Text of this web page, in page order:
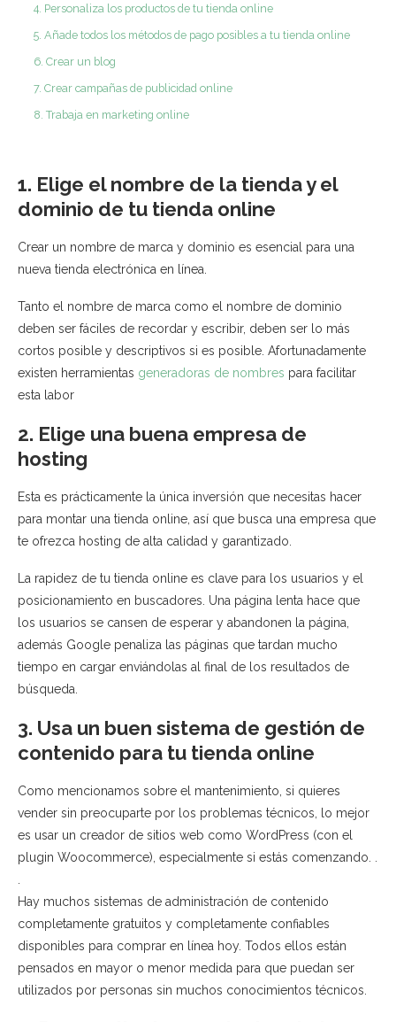
4. Personaliza los productos de tu tienda online
5. Añade todos los métodos de pago posibles a tu tienda online
6. Crear un blog
7. Crear campañas de publicidad online
8. Trabaja en marketing online
1. Elige el nombre de la tienda y el
dominio de tu tienda online
Crear un nombre de marca y dominio es esencial para una
nueva tienda electrónica en línea.
Tanto el nombre de marca como el nombre de dominio
deben ser fáciles de recordar y escribir, deben ser lo más
cortos posible y descriptivos si es posible. Afortunadamente
existen herramientas generadoras de nombres para facilitar
esta labor
2. Elige una buena empresa de
hosting
Esta es prácticamente la única inversión que necesitas hacer
para montar una tienda online, así que busca una empresa que
te ofrezca hosting de alta calidad y garantizado.
La rapidez de tu tienda online es clave para los usuarios y el
posicionamiento en buscadores. Una página lenta hace que
los usuarios se cansen de esperar y abandonen la página,
además Google penaliza las páginas que tardan mucho
tiempo en cargar enviándolas al final de los resultados de
búsqueda.
3. Usa un buen sistema de gestión de
contenido para tu tienda online
Como mencionamos sobre el mantenimiento, si quieres
vender sin preocuparte por los problemas técnicos, lo mejor
es usar un creador de sitios web como WordPress (con el
plugin Woocommerce), especialmente si estás comenzando. .
Hay muchos sistemas de administración de contenido
completamente gratuitos y completamente confiables
disponibles para comprar en línea hoy. Todos ellos están
pensados ​​en mayor o menor medida para que puedan ser
utilizados por personas sin muchos conocimientos técnicos.